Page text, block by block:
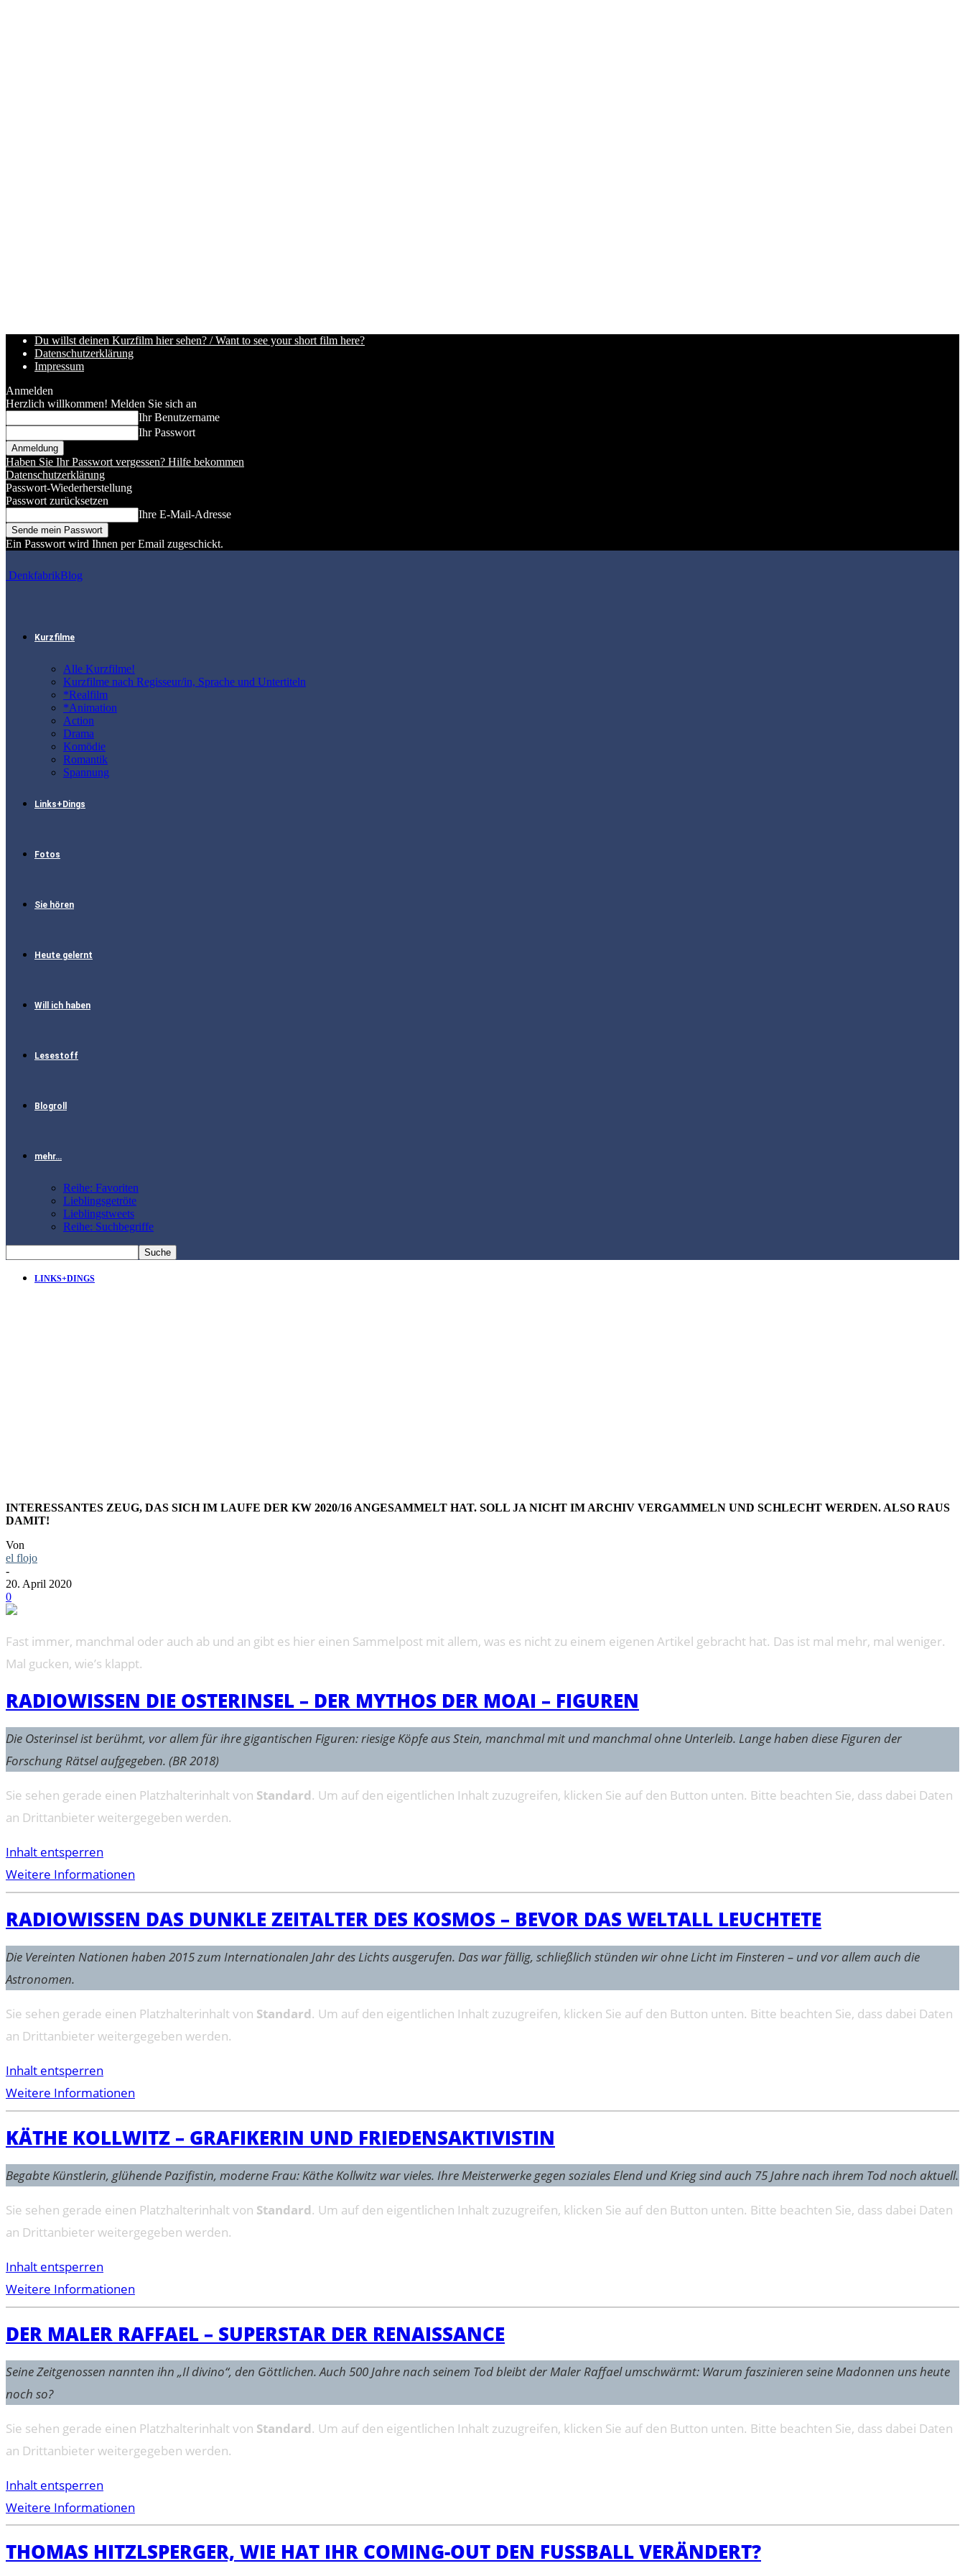
Du willst deinen Kurzfilm hier sehen? / Want to see your short film here?
Datenschutzerklärung
Impressum
Anmelden
Herzlich willkommen! Melden Sie sich an
Ihr Benutzername
Ihr Passwort
Haben Sie Ihr Passwort vergessen? Hilfe bekommen
Datenschutzerklärung
Passwort-Wiederherstellung
Passwort zurücksetzen
Ihre E-Mail-Adresse
Ein Passwort wird Ihnen per Email zugeschickt.
DenkfabrikBlog
Kurzfilme
Alle Kurzfilme!
Kurzfilme nach Regisseur/in, Sprache und Untertiteln
*Realfilm
*Animation
Action
Drama
Komödie
Romantik
Spannung
Links+Dings
Fotos
Sie hören
Heute gelernt
Will ich haben
Lesestoff
Blogroll
mehr…
Reihe: Favoriten
Lieblingsgetröte
Lieblingstweets
Reihe: Suchbegriffe
LINKS+DINGS
INTERESSANTES ZEUG, DAS SICH IM LAUFE DER KW 2020/16 ANGESAMMELT HAT. SOLL JA NICHT IM ARCHIV VERGAMMELN UND SCHLECHT WERDEN. ALSO RAUS
DAMIT!
Von
el flojo
-
20. April 2020
0
Fast immer, manchmal oder auch ab und an gibt es hier einen Sammelpost mit allem, was es nicht zu einem eigenen Artikel gebracht hat. Das ist mal mehr, mal weniger.
Mal gucken, wie’s klappt.
RADIOWISSEN DIE OSTERINSEL – DER MYTHOS DER MOAI – FIGUREN
Die Osterinsel ist berühmt, vor allem für ihre gigantischen Figuren: riesige Köpfe aus Stein, manchmal mit und manchmal ohne Unterleib. Lange haben diese Figuren der
Forschung Rätsel aufgegeben. (BR 2018)
Sie sehen gerade einen Platzhalterinhalt von Standard. Um auf den eigentlichen Inhalt zuzugreifen, klicken Sie auf den Button unten. Bitte beachten Sie, dass dabei Daten
an Drittanbieter weitergegeben werden.
Inhalt entsperren
Weitere Informationen
RADIOWISSEN DAS DUNKLE ZEITALTER DES KOSMOS – BEVOR DAS WELTALL LEUCHTETE
Die Vereinten Nationen haben 2015 zum Internationalen Jahr des Lichts ausgerufen. Das war fällig, schließlich stünden wir ohne Licht im Finsteren – und vor allem auch die
Astronomen.
Sie sehen gerade einen Platzhalterinhalt von Standard. Um auf den eigentlichen Inhalt zuzugreifen, klicken Sie auf den Button unten. Bitte beachten Sie, dass dabei Daten
an Drittanbieter weitergegeben werden.
Inhalt entsperren
Weitere Informationen
KÄTHE KOLLWITZ – GRAFIKERIN UND FRIEDENSAKTIVISTIN
Begabte Künstlerin, glühende Pazifistin, moderne Frau: Käthe Kollwitz war vieles. Ihre Meisterwerke gegen soziales Elend und Krieg sind auch 75 Jahre nach ihrem Tod noch aktuell.
Sie sehen gerade einen Platzhalterinhalt von Standard. Um auf den eigentlichen Inhalt zuzugreifen, klicken Sie auf den Button unten. Bitte beachten Sie, dass dabei Daten
an Drittanbieter weitergegeben werden.
Inhalt entsperren
Weitere Informationen
DER MALER RAFFAEL – SUPERSTAR DER RENAISSANCE
Seine Zeitgenossen nannten ihn „Il divino“, den Göttlichen. Auch 500 Jahre nach seinem Tod bleibt der Maler Raffael umschwärmt: Warum faszinieren seine Madonnen uns heute
noch so?
Sie sehen gerade einen Platzhalterinhalt von Standard. Um auf den eigentlichen Inhalt zuzugreifen, klicken Sie auf den Button unten. Bitte beachten Sie, dass dabei Daten
an Drittanbieter weitergegeben werden.
Inhalt entsperren
Weitere Informationen
THOMAS HITZLSPERGER, WIE HAT IHR COMING-OUT DEN FUSSBALL VERÄNDERT?